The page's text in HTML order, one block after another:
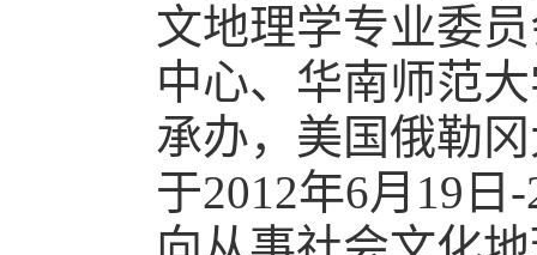
文地理学专业委
中心、华南师范
承办，美国俄勒
于2012年6月19